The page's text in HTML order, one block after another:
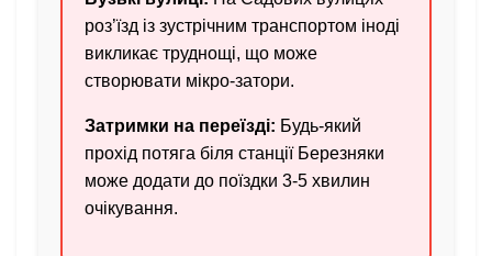
роз’їзд із зустрічним транспортом іноді
викликає труднощі, що може
створювати мікро-затори.
Затримки на переїзді: Будь-який
прохід потяга біля станції Березняки
може додати до поїздки 3-5 хвилин
очікування.